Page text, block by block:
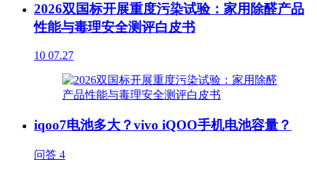
2026双国标开展重度污染试验：家用除醛产品
性能与毒理安全测评白皮书
10 07.27
iqoo7电池多大？vivo iQOO手机电池容量？
问答 4